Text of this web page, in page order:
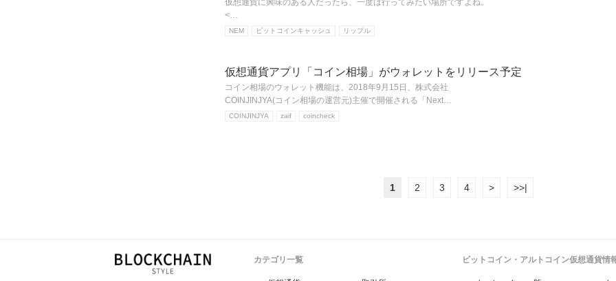
仮想通貨に興味のある人だったら、一度は行ってみたい場所ですよね。
<…
NEM ビットコインキャッシュ リップル
仮想通貨アプリ「コイン相場」がウォレットをリリース予定
コイン相場のウォレット機能は、2018年9月15日、株式会社
COINJINJYA(コイン相場の運営元)主催で開催される「Next…
COINJINJYA zaif coincheck
1 2 3 4 > >>|
カテゴリ一覧 ビットコイン・アルトコイン仮想通貨情